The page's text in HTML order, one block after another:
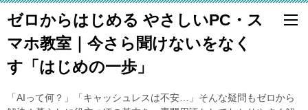
ゼロからはじめる やさしいPC・ス
マホ教室｜今さら聞けないをなく
す「はじめの一歩」
「AIって何？」「キャッシュレスは不安…」そんな疑問もゼロから